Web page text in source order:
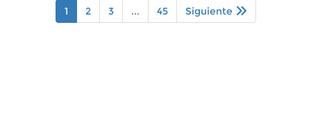
1 2 3 ... 45 Siguiente